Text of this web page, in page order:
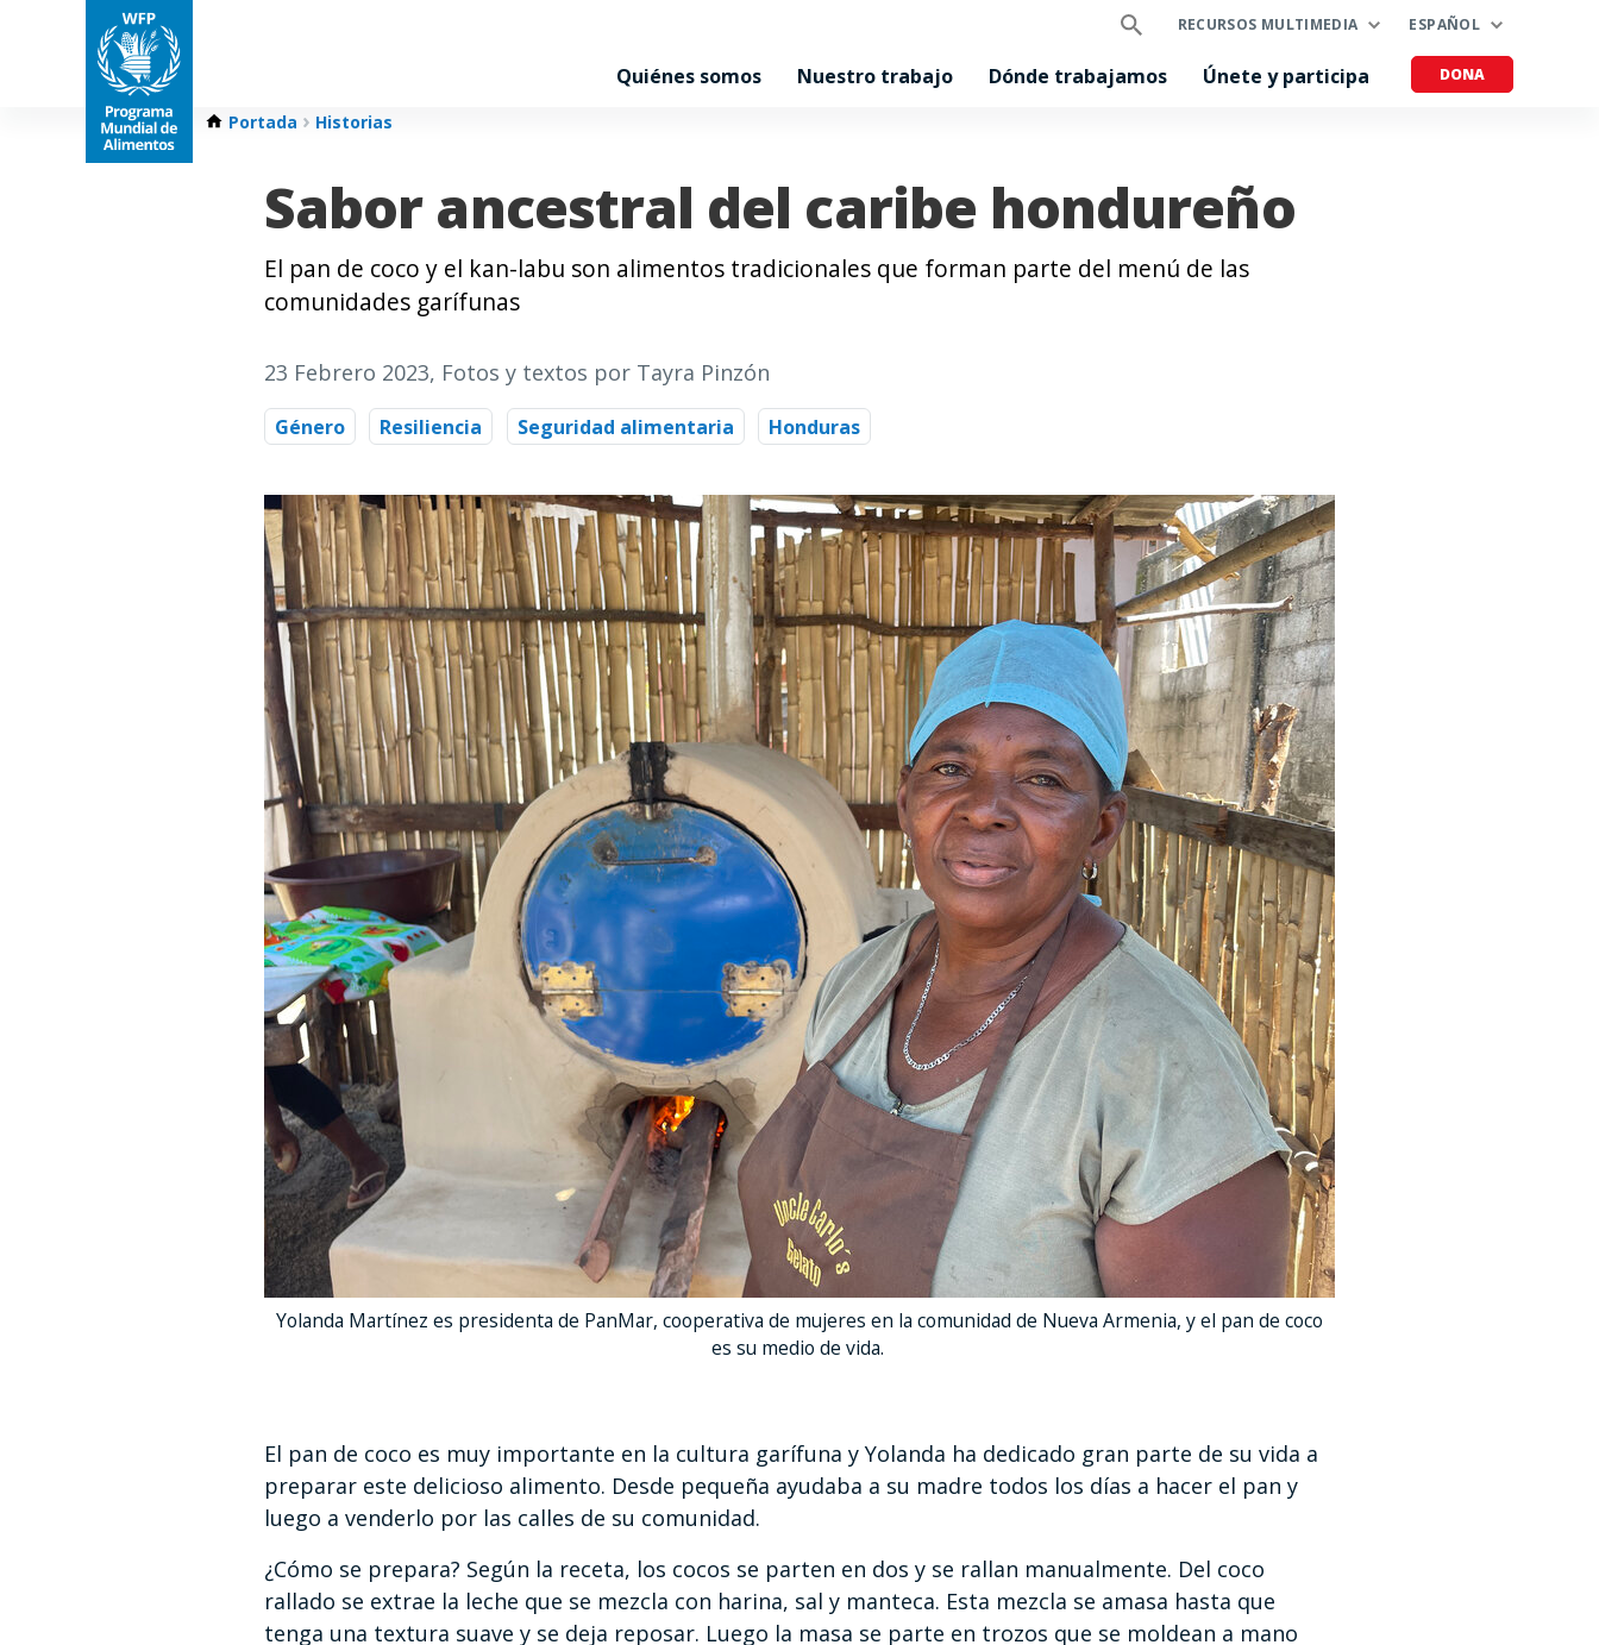
RECURSOS MULTIMEDIA ESPAÑOL
Quiénes somos Nuestro trabajo Dónde trabajamos Únete y participa DONA
Portada Historias
Sabor ancestral del caribe hondureño
El pan de coco y el kan-labu son alimentos tradicionales que forman parte del menú de las
comunidades garífunas
23 Febrero 2023, Fotos y textos por Tayra Pinzón
Género Resiliencia Seguridad alimentaria Honduras
Yolanda Martínez es presidenta de PanMar, cooperativa de mujeres en la comunidad de Nueva Armenia, y el pan de coco
es su medio de vida.
El pan de coco es muy importante en la cultura garífuna y Yolanda ha dedicado gran parte de su vida a
preparar este delicioso alimento. Desde pequeña ayudaba a su madre todos los días a hacer el pan y
luego a venderlo por las calles de su comunidad.
¿Cómo se prepara? Según la receta, los cocos se parten en dos y se rallan manualmente. Del coco
rallado se extrae la leche que se mezcla con harina, sal y manteca. Esta mezcla se amasa hasta que
tenga una textura suave y se deja reposar. Luego la masa se parte en trozos que se moldean a mano